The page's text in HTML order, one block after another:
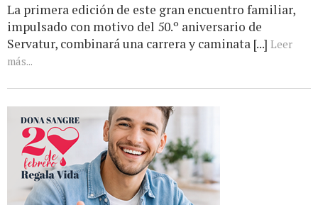
La primera edición de este gran encuentro familiar,
impulsado con motivo del 50.º aniversario de
Servatur, combinará una carrera y caminata [...] Leer
más...